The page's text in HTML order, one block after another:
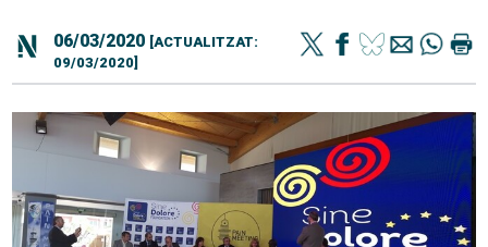
06/03/2020 [ACTUALITZAT:
09/03/2020]